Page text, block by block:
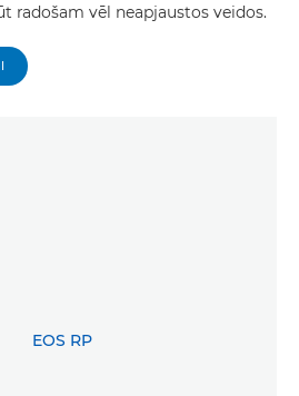
radošam vēl neapjaustos veidos.